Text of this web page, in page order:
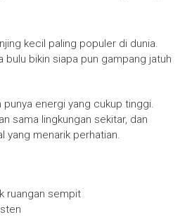
kecil paling populer di dunia.
bulu bikin siapa pun gampang jatuh
punya energi yang cukup tinggi.
sama lingkungan sekitar, dan
yang menarik perhatian.
ruangan sempit